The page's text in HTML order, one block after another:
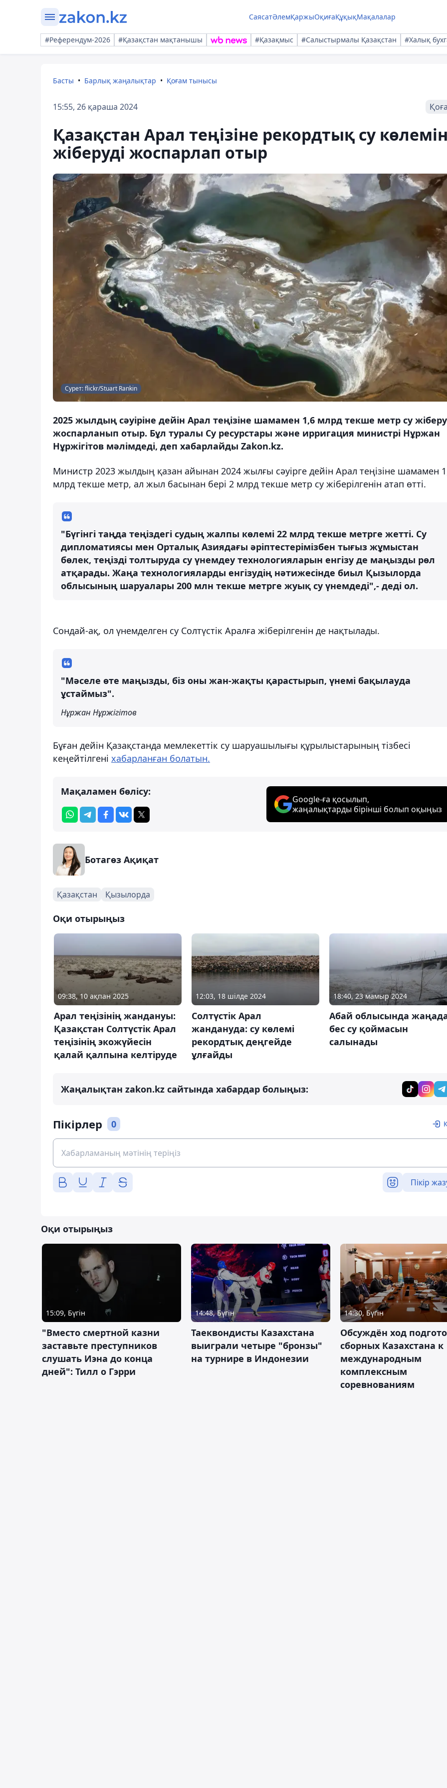
СаясатӘлемҚаржыОқиғаҚұқықМақалалар
#Референдум-2026 #Қазақстан мақтанышы #Қазақмыс #Салыстырмалы Қазақстан #Халық
Басты Барлық жаңалықтар Қоғам тынысы
15:55, 26 қараша 2024
Қазақстан Арал теңізіне рекордтық су
жіберуді жоспарлап отыр
Сурет: flickr/Stuart Rankin
2025 жылдың сәуіріне дейін Арал теңізіне шамамен 1,6 млрд текше метр су жіберу
жоспарланып отыр. Бұл туралы Су ресурстары және ирригация министрі Нұржан
Нұржігітов мәлімдеді, деп хабарлайды Zakon.kz.
Министр 2023 жылдың қазан айынан 2024 жылғы сәуірге дейін Арал теңізіне шамамен
млрд текше метр, ал жыл басынан бері 2 млрд текше метр су жіберілгенін атап өтті.
"Бүгінгі таңда теңіздегі судың жалпы көлемі 22 млрд текше метрге жетті. Су
дипломатиясы мен Орталық Азиядағы әріптестерімізбен тығыз жұмыстан
бөлек, теңізді толтыруда су үнемдеу технологияларын енгізу де маңызды рөл
атқарады. Жаңа технологияларды енгізудің нәтижесінде биыл Қызылорда
облысының шаруалары 200 млн текше метрге жуық су үнемдеді",- деді ол.
Сондай-ақ, ол үнемделген су Солтүстік Аралға жіберілгенін де нақтылады.
"Мәселе өте маңызды, біз оны жан-жақты қарастырып, үнемі бақылауда
ұстаймыз".
Нұржан Нұржігітов
Бұған дейін Қазақстанда мемлекеттік су шаруашылығы құрылыстарының тізбесі
кеңейтілгені хабарланған болатын.
Мақаламен бөлісу:
Google-ға қосылып,
жаңалықтарды бірінші болып оқыңыз
Ботагөз Ақиқат
Қазақстан Қызылорда
Оқи отырыңыз
09:38, 10 ақпан 2025
Арал теңізінің жандануы:
Қазақстан Солтүстік Арал
теңізінің экожүйесін
қалай қалпына келтіруде
12:03, 18 шілде 2024
Солтүстік Арал
жандануда: су көлемі
рекордтық деңгейде
ұлғайды
18:40, 23 мамыр 2024
Абай облысында
бес су қоймасын
салынады
Жаңалықтан zakon.kz сайтында хабардар болыңыз:
Пікірлер 0
Пікір
Оқи отырыңыз
15:09, Бүгін
"Вместо смертной казни
заставьте преступников
слушать Иэна до конца
дней": Тилл о Гэрри
14:48, Бүгін
Таеквондисты Казахстана
выиграли четыре "бронзы"
на турнире в Индонезии
14:30, Бүгін
Обсуждён ход
сборных Казахстана к
международным
комплексным
соревнованиям